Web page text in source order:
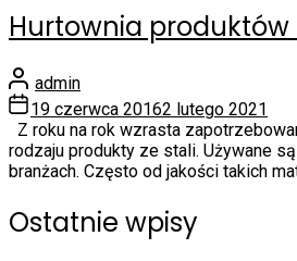
Hurtownia produktów
admin
19 czerwca 20162 lutego 2021
Z roku na rok wzrasta
rodzaju produkty ze stali. Używane
branżach. Często od jakości takich
Ostatnie wpisy